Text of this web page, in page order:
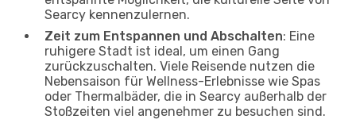
Searcy kennenzulernen.
Zeit zum Entspannen und Abschalten: Eine
ruhigere Stadt ist ideal, um einen Gang
zurückzuschalten. Viele Reisende nutzen die
Nebensaison für Wellness-Erlebnisse wie Spas
oder Thermalbäder, die in Searcy außerhalb der
Stoßzeiten viel angenehmer zu besuchen sind.